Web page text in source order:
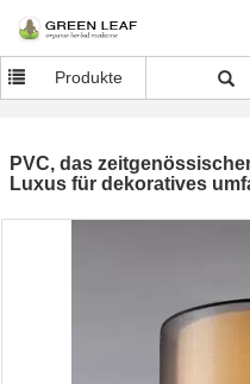
Produkte
PVC, das
Luxus für dekoratives